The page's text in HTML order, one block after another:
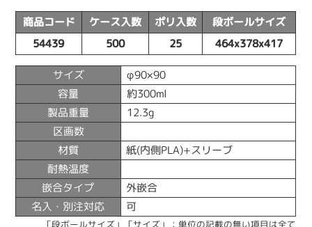
商品コード ケース入数 ポリ入数 段ボールサイズ
54439 500 25 464x378x417
サイズ φ90×90
容量 約300ml
製品重量 12.3g
区画数
材質 紙(内側PLA)+スリーブ
耐熱温度
嵌合タイプ 外嵌合
名入・別注対応 可